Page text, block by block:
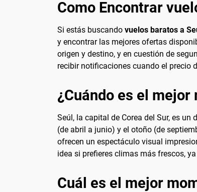
Como Encontrar
Si estás buscando vuelos baratos a
y encontrar las mejores ofertas
origen y destino, y en cuestión de
recibir notificaciones cuando el precio
¿Cuándo es el
Seúl, la capital de Corea del Sur, es
(de abril a junio) y el otoño (de
ofrecen un espectáculo visual
idea si prefieres climas más frescos,
Cuál es el mejor